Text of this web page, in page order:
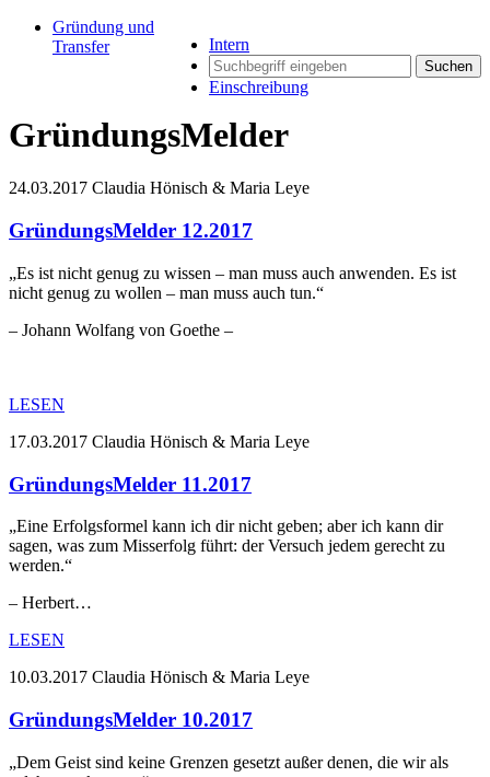
Intern
Suchen
Einschreibung
Gründung und
Transfer
GründungsMelder
24.03.2017 Claudia Hönisch & Maria Leye
GründungsMelder 12.2017
„Es ist nicht genug zu wissen – man muss auch anwenden. Es ist
nicht genug zu wollen – man muss auch tun.“
– Johann Wolfang von Goethe –
LESEN
17.03.2017 Claudia Hönisch & Maria Leye
GründungsMelder 11.2017
„Eine Erfolgsformel kann ich dir nicht geben; aber ich kann dir
sagen, was zum Misserfolg führt: der Versuch jedem gerecht zu
werden.“
– Herbert…
LESEN
10.03.2017 Claudia Hönisch & Maria Leye
GründungsMelder 10.2017
„Dem Geist sind keine Grenzen gesetzt außer denen, die wir als